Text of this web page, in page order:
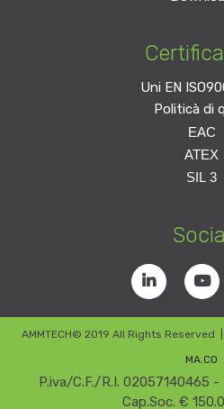
Uni EN
Politicà di
EAC
Per
certificazione
ATEX
Per
SIL 3
AMMTECH© 2019 All Rights Reserved
MA.CO
P.iva/C.F./R.I. 02057140465 -
Cap.Soc. €